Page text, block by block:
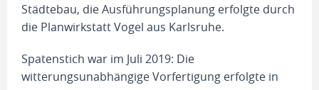
Städtebau, die Ausführungsplanung erfolgte durch
die Planwirkstatt Vogel aus Karlsruhe.
Spatenstich war im Juli 2019: Die
witterungsunabhängige Vorfertigung erfolgte in